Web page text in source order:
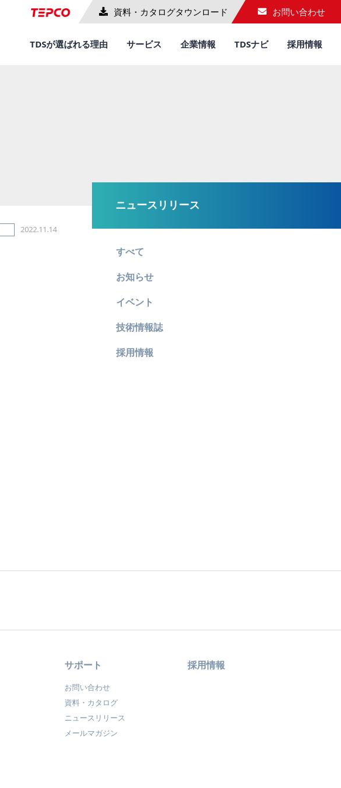
資料・カタログタウンロード お問い合わせ
TDSが選ばれる理由 サービス 企業情報 TDSナビ 採用情報
2022.11.14
ニュースリリース
すべて
お知らせ
イベント
技術情報誌
採用情報
サポート
お問い合わせ
資料・カタログ
ニュースリリース
メールマガジン
採用情報